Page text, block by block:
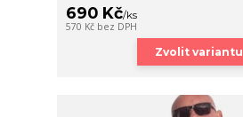
690 Kč/ks
570 Kč bez DPH
Zvolit variantu